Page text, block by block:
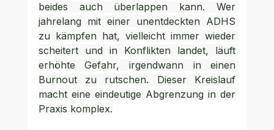
beides auch überlappen kann. Wer
jahrelang mit einer unentdeckten ADHS
zu kämpfen hat, vielleicht immer wieder
scheitert und in Konflikten landet, läuft
erhöhte Gefahr, irgendwann in einen
Burnout zu rutschen. Dieser Kreislauf
macht eine eindeutige Abgrenzung in der
Praxis komplex.